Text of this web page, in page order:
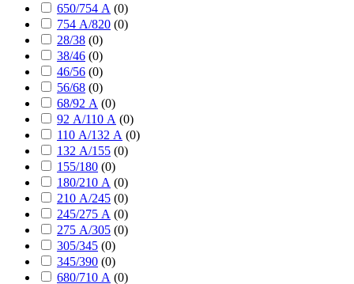
650/754 А (0)
754 А/820 (0)
28/38 (0)
38/46 (0)
46/56 (0)
56/68 (0)
68/92 А (0)
92 А/110 А (0)
110 А/132 А (0)
132 А/155 (0)
155/180 (0)
180/210 А (0)
210 А/245 (0)
245/275 А (0)
275 А/305 (0)
305/345 (0)
345/390 (0)
680/710 А (0)